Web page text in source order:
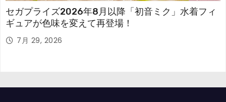
セガプライズ2026年8月以降「初音ミク」水着フィ
ギュアが色味を変えて再登場！
7月 29, 2026